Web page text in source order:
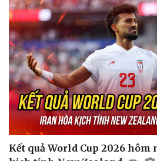
Thể thao
Bóng đá
Lịch thi đấu bóng đá
Thế giới thể thao
eSports
Hậu trường
Ô tô
Xe
Tư
Kết quả World Cup 2026 hôm